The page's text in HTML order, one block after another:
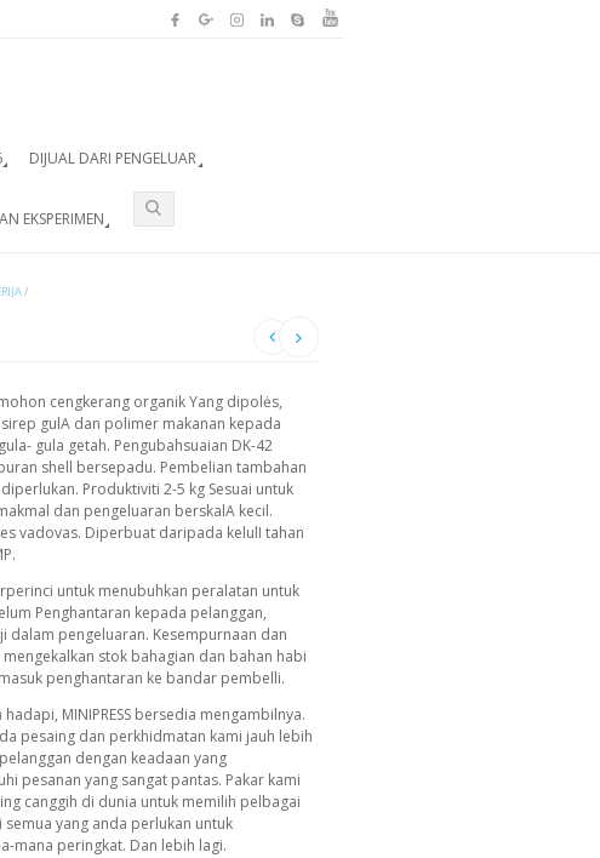
DIJUAL DARI PENGELUAR
EKSPERIMEN
/
cengkerang organik Yang dipolės,
gulA dan polimer makanan kepada
gula getah. Pengubahsuaian DK-42
shell bersepadu. Pembelian tambahan
Produktiviti 2-5 kg Sesuai untuk
dan pengeluaran berskalA kecil.
vadovas. Diperbuat daripada kelulI tahan
untuk menubuhkan peralatan untuk
Penghantaran kepada pelanggan,
dalam pengeluaran. Kesempurnaan dan
stok bahagian dan bahan habi
penghantaran ke bandar pembelli.
MINIPRESS bersedia mengambilnya.
pesaing dan perkhidmatan kami jauh lebih
dengan keadaan yang
pesanan yang sangat pantas. Pakar kami
canggih di dunia untuk memilih pelbagai
yang anda perlukan untuk
mana peringkat. Dan lebih lagi.